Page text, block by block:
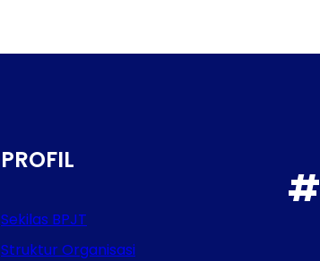
PROFIL
Sekilas BPJT
Struktur Organisasi
#